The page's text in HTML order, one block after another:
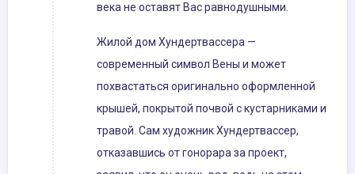
века не оставят Вас равнодушными.
Жилой дом Хундертвассера —
современный символ Вены и может
похвастаться оригинально оформленной
крышей, покрытой почвой с кустарниками и
травой. Сам художник Хундертвассер,
отказавшись от гонорара за проект,